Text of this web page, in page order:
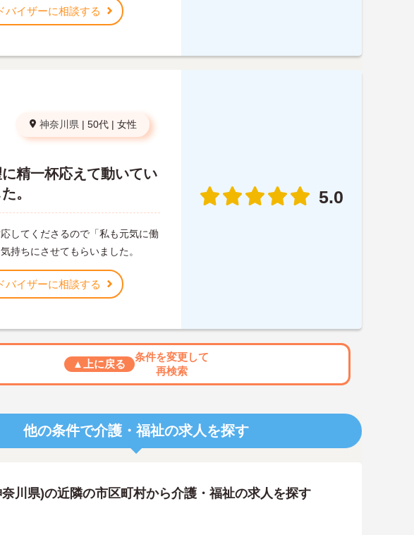
バイザーに相談する
神奈川県 | 50代 | 女性
精一杯応えて動いてい
。
してくださるので「私も元気に働
持ちにさせてもらいました。
バイザーに相談する
5.0
▲上に戻る
条件を変更して
再検索
他の条件で介護・福祉の求人を探す
川県)の近隣の市区町村から介護・福祉の求人を探す